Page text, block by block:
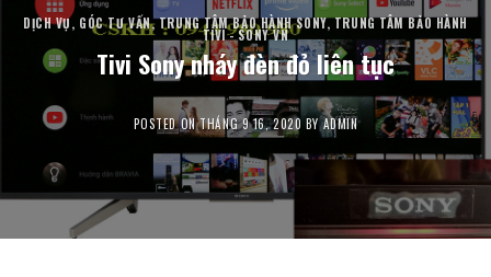
DỊCH VỤ, GÓC TƯ VẤN,TRUNG TÂM BẢO HÀNH SONY,TRUNG TÂM BẢO HÀNH
TIVI - SONY VN
Tivi Sony nháy đèn đỏ liên tục
POSTED ONTHÁNG 9 16, 2020 BYADMIN